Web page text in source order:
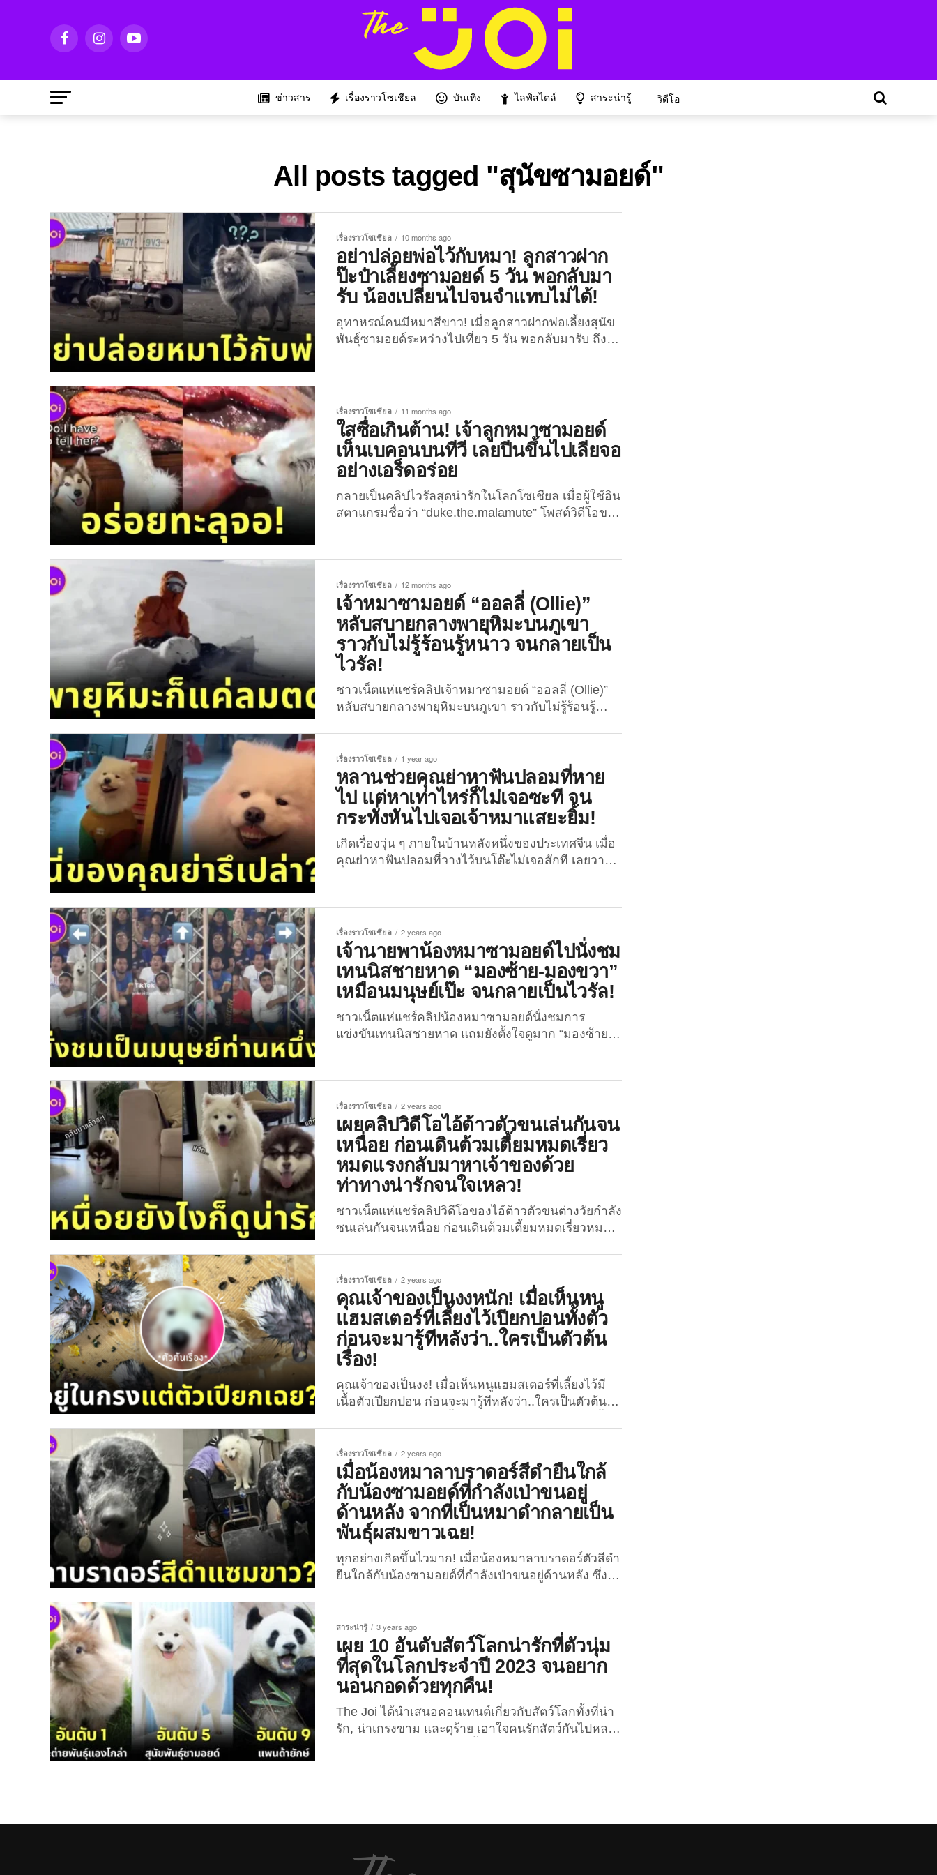
ข่าวสาร เรื่องราวโซเชียล บันเทิง ไลฟ์สไตล์ สาระน่ารู้ วิดีโอ
All posts tagged "สุนัขซามอยด์"
เรื่องราวโซเชียล 10 months ago
อย่าปล่อยพ่อไว้กับหมา! ลูกสาวฝาก
ป๊ะป๋าเลี้ยงซามอยด์ 5 วัน พอกลับมา
รับ น้องเปลี่ยนไปจนจำแทบไม่ได้!
อุทาหรณ์คนมีหมาสีขาว! เมื่อลูกสาวฝากพ่อเลี้ยงสุนัข
พันธุ์ซามอยด์ระหว่างไปเที่ยว 5 วัน พอกลับมารับ ถึงกับ
โลก เมื่อผู้ใช้อินสตาแกรมชื่อว่า “dogslovingss” ได้
แชร์โมเมนต์สุดช็อกผสมฮาของสาวจีนคนหนึ่งที่เดิน
ทางกลับมาจากทริปท่องเที่ยว พร้อมไปรับเจ้าหมาซา
มอยด์สุดที่รักที่ฝากไว้ให้คุณพ่อช่วยดูแลเพียง 5 วัน …
แต่สิ่งที่เธอเจอ กลับทำให้แทบทรุดกลางลานจอดรถ
เพราะเมื่อสาวเจ้าของหมากำลังเดินไปรับสุนัขพันธุ์ซา
มอยด์ ขนฟูสีขาวนวลตา ซึ่งเป็นสายพันธุ์ที่ขึ้นชื่อเรื่อง
ความน่ากอดและความสะอาด แต่แทนที่เธอจะได้พบ
เรื่องราวโซเชียล 11 months ago
ใสซื่อเกินต้าน! เจ้าลูกหมาซามอยด์
เห็นเบคอนบนทีวี เลยปีนขึ้นไปเลียจอ
อย่างเอร็ดอร่อย
กลายเป็นคลิปไวรัลสุดน่ารักในโลกโซเชียล เมื่อผู้ใช้อิน
สตาแกรมชื่อว่า “duke.the.malamute” โพสต์วิดีโอของ
ที่ 13 กันยายน 2025 ที่ผ่านมา เผยให้เห็นภาพจองเจ้า
ลูกหมาซามอยด์ตัวน้อยปีนขึ้นไปเลียหน้าจอทีวีที่กำลัง
ฉายภาพของเบคอนกรอบร้อน ๆ ที่กำลังทอดเสียงฉ่า
แบบเรียล ๆ ราวกับกลิ่นเหมือนจะลอยออกมาจากจอก็
ไม่ปาน (ถ้าเรารู้สึกได้ น้องก็คงรู้สึกได้เช่นกัน!) ด้วย
ท่าทางเอร็ดอร่อยราวกับว่าตัวเองได้กินของจริง! ที่
ฮาไปกว่านั้นก็คือ พี่หมาของเจ้าซามอยด์ตัวนี้ ซึ่งเป็น
พันธุ์อลาสกัน มาลามิวท์...
เรื่องราวโซเชียล 12 months ago
เจ้าหมาซามอยด์ “ออลลี่ (Ollie)”
หลับสบายกลางพายุหิมะบนภูเขา
ราวกับไม่รู้ร้อนรู้หนาว จนกลายเป็น
ไวรัล!
ชาวเน็ตแห่แชร์คลิปเจ้าหมาซามอยด์ “ออลลี่ (Ollie)”
หลับสบายกลางพายุหิมะบนภูเขา ราวกับไม่รู้ร้อนรู้
Marie Gåsbakk (@gossegoss) เมื่อวันที่ 22
เมษายน...
เรื่องราวโซเชียล 1 year ago
หลานช่วยคุณย่าหาฟันปลอมที่หาย
ไป แต่หาเท่าไหร่ก็ไม่เจอซะที จน
กระทั่งหันไปเจอเจ้าหมาแสยะยิ้ม!
เกิดเรื่องวุ่น ๆ ภายในบ้านหลังหนึ่งของประเทศจีน เมื่อ
คุณย่าหาฟันปลอมที่วางไว้บนโต๊ะไม่เจอสักที เลยวาน
“fansbe01” ได้โพสต์คลิปเหตุการณ์เมื่อคุณหลานชาว
จีนต้องมาช่วยคุณย่าหาฟันปลอมที่หายไป แต่ไม่ว่าจะ
ค้นทุกซอกทุกมุมของบ้านก็ยังไม่เจอเสียที จนอยากจะ
บอกให้คุณย่าตัดใจแล้วไปทำฟันปลอมใหม่ดีกว่า
เพราะค่าทำฟันปลอมก็ไม่ใช่ถูก ๆ ซะด้วย คุณย่าเลยไม่
ยอมละความพยายามหาของชิ้นดังกล่าว แต่ก่อนที่
ความท้อแท้จะชนะความพยายามในการหาของที่หาย
ไปของคุณย่า หลานชายก็หันไปเจอฟันปลอมที่หายไป
และมันก็อยู่ใกล้ตัวทั้งคู่มาโดยตลอด...
เรื่องราวโซเชียล 2 years ago
เจ้านายพาน้องหมาซามอยด์ไปนั่งชม
เทนนิสชายหาด “มองซ้าย-มองขวา”
เหมือนมนุษย์เป๊ะ จนกลายเป็นไวรัล!
ชาวเน็ตแห่แชร์คลิปน้องหมาซามอยด์นั่งชมการ
แข่งขันเทนนิสชายหาด แถมยังตั้งใจดูมาก “มองซ้าย-
บัญชี “TikTok” ชื่อว่า “vankreitbeachtennis” ออกมา
แชร์คลิปโมเมนต์น่ารักของเจ้าตูบแสนรู้อย่าง “สุนัข
พันธุ์ซามอยด์” นั่งชมเทนนิสชายหาดที่จัดขึ้นใน
ประเทศสเปนเมื่อเร็ว ๆ นี้ เคียงข้างคุณเจ้าของราวกับ
เป็นลูกนุดท่านหนึ่ง ไม่เพียงเท่านั้น เจ้าน้องหมาซา
มอยด์ตัวนี้ยังตั้งใจชมการแข่งขันเทนนิสชายหาดชนิดที่
ว่าตามองลูกเทนนิสไม่กะพริบ แถมยังหันซ้าย-หันขวา
มองลูกเทนนิสที่ถูกตีไปตีมาพร้อมเพรียงกับผู้ชมคนอื่น
ๆ อีกต่างหาก จนเกิดเป็นภาพน่ารักที่คนรักสุนัขละ
สายตาไม่ได้จริง...
เรื่องราวโซเชียล 2 years ago
เผยคลิปวิดีโอไอ้ต้าวตัวขนเล่นกันจน
เหนื่อย ก่อนเดินต้วมเตี้ยมหมดเรี่ยว
หมดแรงกลับมาหาเจ้าของด้วย
ท่าทางน่ารักจนใจเหลว!
ชาวเน็ตแห่แชร์คลิปวิดีโอของไอ้ต้าวตัวขนต่างวัยกำลัง
ซนเล่นกันจนเหนื่อย ก่อนเดินต้วมเตี้ยมหมดเรี่ยวหมด
เฉพาะคนรักสุนัขหรือทาสหมาเลยทีเดียว หลังผู้ใช้บัญชี
“TikTok” ชื่อว่า “theperfectpawsph” ได้ออกมาแชร์
คลิปของสองลูกสุนัขเล่นซนกันนอกบ้านจนตัวเอง
เหนื่อย ก่อนเดินต้วมเตี้ยมหอบแฮ่ก ๆ เข้ามาหาเจ้าของ
ในบ้าน แต่สภาพที่เหนื่อยล้าของไอ้ต้าวขนฟูทั้งสองตัว
กลับดูน่ารักนุ้บนิ้บมากกว่าน่าสงสาร ซึ่งทำให้ใครหลาย
ต่อหลายคนที่ได้รับชมคลิปนี้เป็นต้องใจเหลวเปวไปตาม
ๆ กัน และต่างพากันกดไลก์ กดแชร์คลิปดังกล่าวจน
กลายเป็นไวรัลที่มียอดวิวมากกว่า 7.2 ล้านครั้งในชั่ว
ข้ามคืน! แม้ว่าคลิปความน่ารักของไอ้ต้าวขนฟูทั้ง
สองตัวเดินต้วมเตี้ยมดูดุ๊กดิ๊กเหมือนตุ๊กตาใส่ถ่านจะถูก
แชร์ลงโซเชียลครั้งแรกเมื่อวันที่ 14 มิถุนายน...
เรื่องราวโซเชียล 2 years ago
คุณเจ้าของเป็นงงหนัก! เมื่อเห็นหนู
แฮมสเตอร์ที่เลี้ยงไว้เปียกปอนทั้งตัว
ก่อนจะมารู้ทีหลังว่า..ใครเป็นตัวต้น
เรื่อง!
คุณเจ้าของเป็นงง! เมื่อเห็นหนูแฮมสเตอร์ที่เลี้ยงไว้มี
เนื้อตัวเปียกปอน ก่อนจะมารู้ทีหลังว่า..ใครเป็นตัวต้น
แฮมสเตอร์ที่เลี้ยงไว้ในกรงนั้นดันตัวเปียกปอนซะได้ ทั้ง
ที่ในกรงของน้องไม่มีอ่างน้ำหรืออุปกรณ์ภาชนะที่ใส่น้ำ
ไว้เลยสักชิ้น และด้วยความสงสัยก็เลยทำให้คุณ
เจ้าของรายนี้รีบค้นหาความจริงว่าที่น้อง ๆ แฮมสเตอร์
ของเขาตัวชุ่มฉ่ำราวอาบน้ำมาแบบนี้มันเป็นเพราะ
อะไรกันแน่ เมื่อไม่นานมานี้ (วันที่ 11 พฤษภาคม
2024) คุณเจ้าของสัตว์เลี้ยงหรือผู้ใช้เว็บไซต์ Weibo
รายหนึ่งได้โพสต์ภาพหนูแฮมสเตอร์ที่เขาเลี้ยงในสภาพ
ขนเปียกปอนทั้งตัวราวกับอาบน้ำมาหมาด ๆ ซึ่งสภาพ
ดังกล่าวสร้างความสงสัยและงุนงงให้กับคุณเจ้าของ
เรื่องราวโซเชียล 2 years ago
เมื่อน้องหมาลาบราดอร์สีดำยืนใกล้
กับน้องซามอยด์ที่กำลังเป่าขนอยู่
ด้านหลัง จากที่เป็นหมาดำกลายเป็น
พันธุ์ผสมขาวเฉย!
ทุกอย่างเกิดขึ้นไวมาก! เมื่อน้องหมาลาบราดอร์ตัวสีดำ
ยืนใกล้กับน้องซามอยด์ที่กำลังเป่าขนอยู่ด้านหลัง ซึ่ง
สำหรับภาพน้องหมาลาบราดอร์ตัวสีดำหรือ “แทงก์” ที่
คุณเจ้าของพาไปอาบน้ำตัดขนจนกลายเป็นไวรัล
เพราะน้องดันยืนใกล้กับเจ้าซามอยด์ที่กำลังเป่าขนอยู่
ด้านหลัง ซึ่งเผลอแปปเดียว..ขนของเจ้าหมาขาวก็ติด
เต็มตัวน้องลาบราดอร์ตัวนี้ซะแล้ววว โดยภาพถ่าย
ของเจ้าแทงก์นั้นมาจากชาวเน็ตบนแพลตฟอร์ม 小紅
書: 坦克是隻豬 (Xiaohongshu) เขามักจะบันทึกชีวิต
ส่วนความพีคที่พบกันก็คือหมาซามอยด์ตัวดังกล่าวเกิด
หมาดำที่ยืนอยู่ใกล้ ๆ กลายเป็นผู้ประสบภัยอย่างเลี่ยง
สาระน่ารู้ 3 years ago
เผย 10 อันดับสัตว์โลกน่ารักที่ตัวนุ่ม
ที่สุดในโลกประจำปี 2023 จนอยาก
นอนกอดด้วยทุกคืน!
The Joi ได้นำเสนอคอนเทนต์เกี่ยวกับสัตว์โลกทั้งที่น่า
รัก, น่าเกรงขาม และดุร้าย เอาใจคนรักสัตว์กันไปหลาย